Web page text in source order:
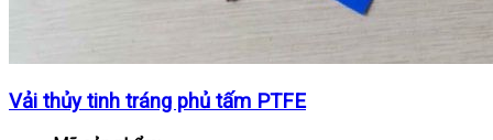
Vải thủy tinh tráng phủ tấm PTFE